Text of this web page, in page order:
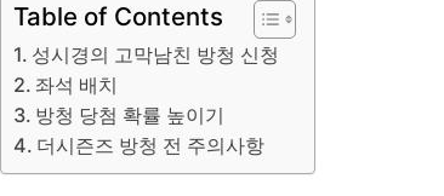
Table of Contents
성시경의 고막남친 방청 신청
좌석 배치
방청 당첨 확률 높이기
더시즌즈 방청 전 주의사항